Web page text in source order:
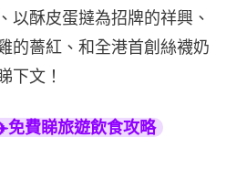
以酥皮蛋撻為招牌的祥興、
的薔紅、和全港首創絲襪奶
下文！
費睇旅遊飲食攻略